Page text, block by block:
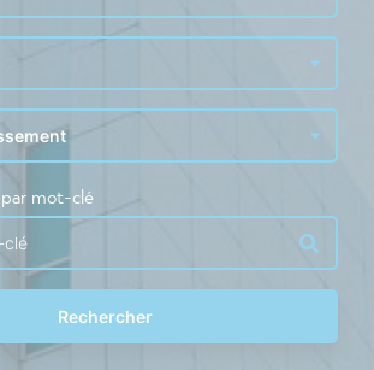
mot-clé
Rechercher